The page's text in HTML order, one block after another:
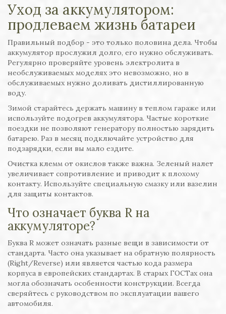
Уход за аккумулятором:
продлеваем жизнь батареи
Правильный подбор - это только половина дела. Чтобы
аккумулятор прослужил долго, его нужно обслуживать.
Регулярно проверяйте уровень электролита в
необслуживаемых моделях это невозможно, но в
обслуживаемых нужно доливать дистиллированную
воду.
Зимой старайтесь держать машину в теплом гараже или
используйте подогрев аккумулятора. Частые короткие
поездки не позволяют генератору полностью зарядить
батарею. Раз в месяц подключайте устройство для
подзарядки, если вы мало ездите.
Очистка клемм от окислов также важна. Зеленый налет
увеличивает сопротивление и приводит к плохому
контакту. Используйте специальную смазку или вазелин
для защиты контактов.
Что означает буква R на
аккумуляторе?
Буква R может означать разные вещи в зависимости от
стандарта. Часто она указывает на обратную полярность
(Right/Reverse) или является частью кода размера
корпуса в европейских стандартах. В старых ГОСТах она
могла обозначать особенности конструкции. Всегда
сверяйтесь с руководством по эксплуатации вашего
автомобиля.